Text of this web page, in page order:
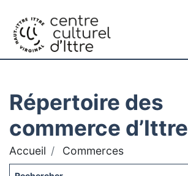
Répertoire des
commerce d’Ittre
Accueil Commerces